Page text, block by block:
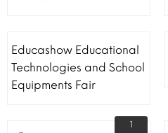
Educashow Educational
Technologies and School
Equipments Fair
1